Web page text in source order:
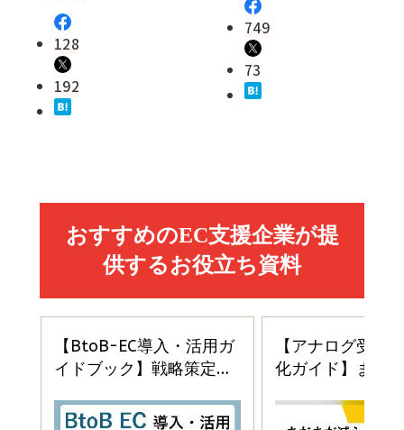
128
192
749
73